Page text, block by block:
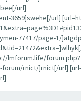
url]
3659]swehe[/url]
77417/page-1/
lmforum.life/forum.php?
rnict/]rnict[/url]